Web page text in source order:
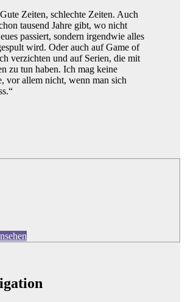
Zeiten, schlechte Zeiten. Auch
tausend Jahre gibt, wo nicht
passiert, sondern irgendwie alles
wird. Oder auch auf Game of
verzichten und auf Serien, die mit
zu tun haben. Ich mag keine
vor allem nicht, wenn man sich